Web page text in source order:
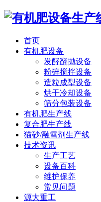
首页
有机肥设备
发酵翻抛设备
粉碎搅拌设备
造粒成型设备
烘干冷却设备
筛分包装设备
有机肥生产线
复合肥生产线
猫砂/融雪剂生产线
技术资讯
生产工艺
设备百科
维护保养
常见问题
源大重工